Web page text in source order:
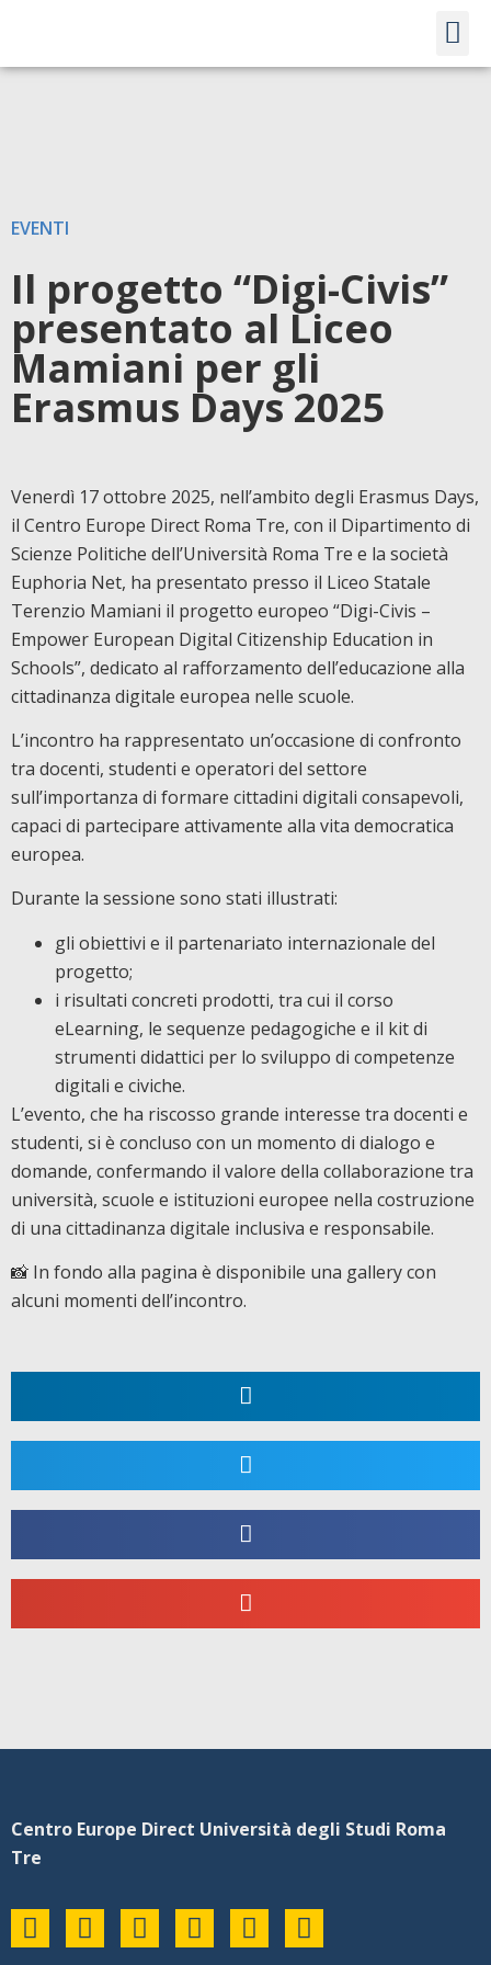
EVENTI
Il progetto “Digi-Civis”
presentato al Liceo
Mamiani per gli
Erasmus Days 2025
Venerdì 17 ottobre 2025, nell’ambito degli Erasmus Days,
il Centro Europe Direct Roma Tre, con il Dipartimento di
Scienze Politiche dell’Università Roma Tre e la società
Euphoria Net, ha presentato presso il Liceo Statale
Terenzio Mamiani il progetto europeo “Digi-Civis –
Empower European Digital Citizenship Education in
Schools”, dedicato al rafforzamento dell’educazione alla
cittadinanza digitale europea nelle scuole.
L’incontro ha rappresentato un’occasione di confronto
tra docenti, studenti e operatori del settore
sull’importanza di formare cittadini digitali consapevoli,
capaci di partecipare attivamente alla vita democratica
europea.
Durante la sessione sono stati illustrati:
gli obiettivi e il partenariato internazionale del
progetto;
i risultati concreti prodotti, tra cui il corso
eLearning, le sequenze pedagogiche e il kit di
strumenti didattici per lo sviluppo di competenze
digitali e civiche.
L’evento, che ha riscosso grande interesse tra docenti e
studenti, si è concluso con un momento di dialogo e
domande, confermando il valore della collaborazione tra
università, scuole e istituzioni europee nella costruzione
di una cittadinanza digitale inclusiva e responsabile.
📸 In fondo alla pagina è disponibile una gallery con
alcuni momenti dell’incontro.
Centro Europe Direct Università degli Studi Roma
Tre